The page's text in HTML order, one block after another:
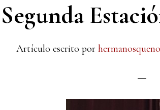
Segunda
Artículo escrito por